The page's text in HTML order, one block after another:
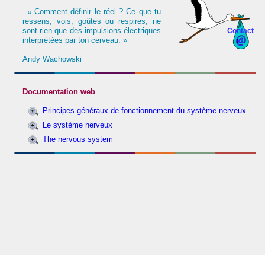
Contact
« Comment définir le réel ? Ce que tu
ressens, vois, goûtes ou respires, ne
sont rien que des impulsions électriques
interprétées par ton cerveau. »
Andy Wachowski
Documentation web
Principes généraux de fonctionnement du système nerveux
Le système nerveux
The nervous system